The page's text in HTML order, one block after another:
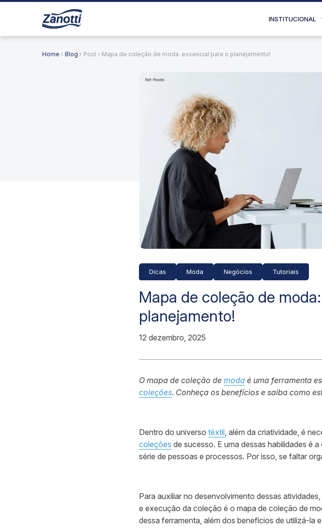
INSTITUCIONAL
Home › Blog › Post › Mapa de coleção de moda: essencial para o planejamento!
Dicas Moda Negócios Tutoriais
Mapa de coleção de
planejamento!
12 dezembro, 2025
O mapa de coleção de moda é uma ferramenta
coleções. Conheça os benefícios e saiba como
Dentro do universo têxtil, além da criatividade, é
coleções de sucesso. E uma dessas habilidades é
série de pessoas e processos. Por isso, se faltar
Para auxiliar no desenvolvimento dessas
e execução da coleção é o mapa de coleção de
dessa ferramenta, além dos benefícios de utilizá-la